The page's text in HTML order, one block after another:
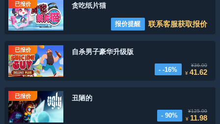
已报价 贪吃纸片猫
报价提醒 联系客服获取报价
已报价 自杀男子豪华升级版
- -16%
¥36.00
¥41.62
已报价 丑陋的
- 90%
¥125.00
¥ 11.98